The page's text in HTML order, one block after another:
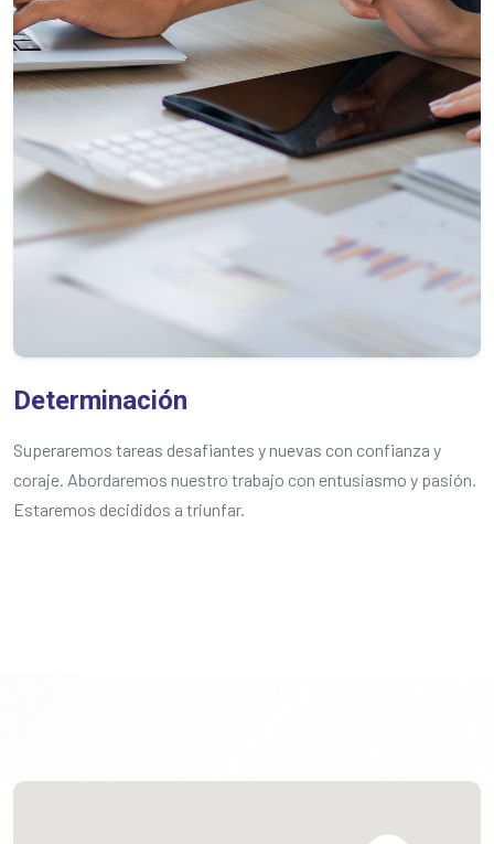
Determinación
Superaremos tareas desafiantes y nuevas con confianza y
coraje. Abordaremos nuestro trabajo con entusiasmo y pasión.
Estaremos decididos a triunfar.